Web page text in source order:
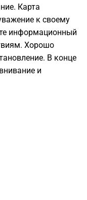
Карта
к своему
информационный
Хорошо
В конце
и